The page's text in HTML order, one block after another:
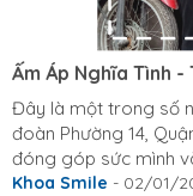
Ấm Áp Nghĩa Tình -
Thương.
Đây là một trong số
đoàn Phường 14,
đóng góp sức mình
này. Cùng Xe Điện
Khoa Smile - 02/01/